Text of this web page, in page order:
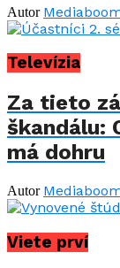
Autor
Televízia
Za tieto
škandálu:
má dohru
Autor
Viete prví